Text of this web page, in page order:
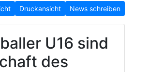
Druckansicht News schreiben
U16 sind
des